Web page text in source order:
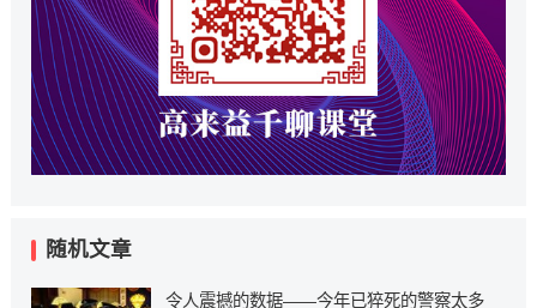
随机文章
令人震撼的数据——今年已猝死的警察太多